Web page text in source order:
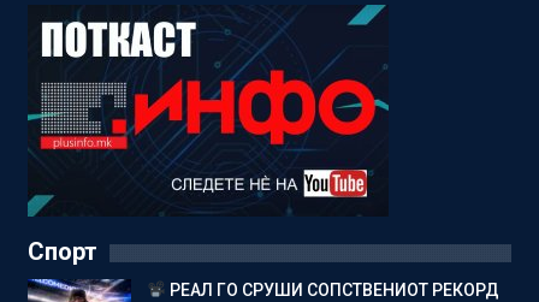
Спорт
РЕАЛ ГО СРУШИ СОПСТВЕНИОТ РЕКОРД